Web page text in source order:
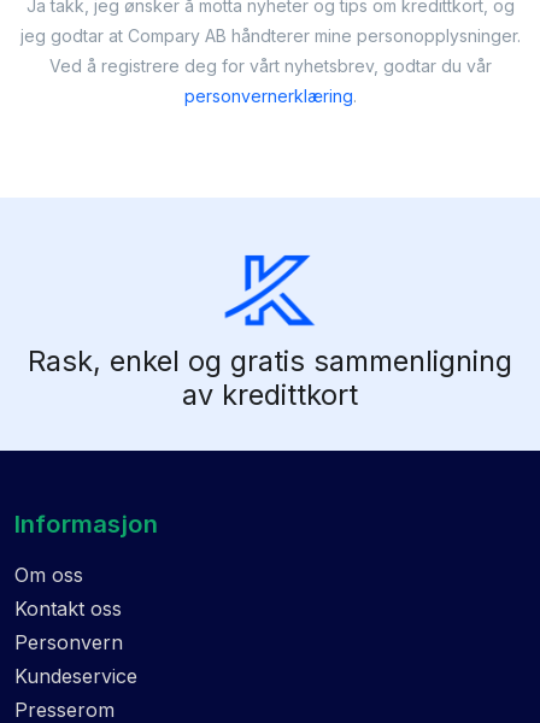
Ja takk, jeg ønsker å motta nyheter og tips om kredittkort, og
jeg godtar at Compary AB håndterer mine personopplysninger.
Ved å registrere deg for vårt nyhetsbrev, godtar du vår
personvernerklæring.
Rask, enkel og gratis sammenligning
av kredittkort
Informasjon
Om oss
Kontakt oss
Personvern
Kundeservice
Presserom